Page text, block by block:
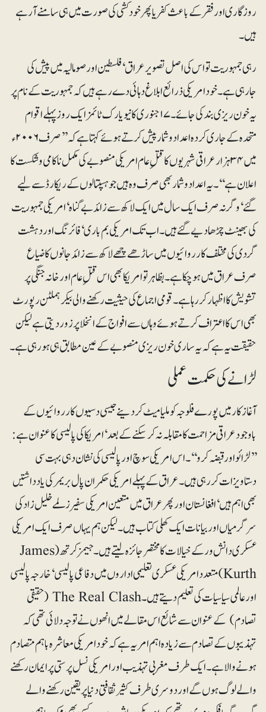
روزگاری اور فقر کے باعث کفر یا پھر خودکشی کی صورت میں ہی سامنے آرہے
ہیں۔
رہی جمہوریت تو اس کی اصل تصویر عراق‘ فلسطین اور صومالیہ میں پیش کی
جارہی ہے۔ خود امریکی ذرائع ابلاغ دہائی دے رہے ہیں کہ جمہوریت کے نام پر
یہ خون ریزی بند کی جائے۔ ۱۷جنوری کا نیویارک ٹائمز ایک روز پہلے اقوام
متحدہ کے جاری کردہ اعدادو شمار پیش کرتے ہوئے کہتا ہے کہ ’’صرف ۲۰۰۶ء
میں ۳۴ہزار عراقی شہریوں کا قتلِ عام امریکی منصوبے کی مکمل ناکامی و شکست کا
اعلان ہے‘‘۔ یہ اعداد و شمار بھی صرف وہ ہیں جو ہسپتالوں کے ریکارڈ سے لیے
گئے‘ وگرنہ صرف ایک سال میں ایک لاکھ سے زائد بے گناہ‘ امریکی جمہوریت
کی بھینٹ چڑھا دیے گئے ہیں۔ اب تک امریکی بم باری‘ فائرنگ اور دہشت
گردی کی مختلف کارروائیوں میں ساڑھے چھے لاکھ سے زائد جانوں کا ضیاع
صرف عراق میں ہوچکا ہے۔ بظاہر تو امریکا بھی اس قتلِ عام اور خانہ جنگی پر
تشویش کا اظہار کر رہا ہے۔ قومی اجماع کی حیثیت رکھنے والی بیکر ہملٹن رپورٹ
بھی اس کا اعتراف کرتے ہوئے وہاں سے افواج کے انخلا پر زور دیتی ہے لیکن
حقیقت یہ ہے کہ یہ ساری خون ریزی منصوبے کے عین مطابق ہی ہو رہی ہے۔
لڑانے کی حکمت عملی
آغازکار میں پورے فلوجہ کو ملیامیٹ کر دینے جیسی دسیوں کارروائیوں کے
باوجود عراقی مزاحمت کا مقابلہ نہ کرسکنے کے بعد‘ امریکا کی پالیسی کا عنوان ہے:
’’لڑائو اور قبضہ کرو‘‘۔ اس امریکی سوچ اور پالیسی کی نشان دہی بہت سی
دستاویزات کر رہی ہیں۔ عراق کے پہلے امریکی حکمران پال بریمر کی یادداشتیں
بھی اہم ہیں‘ افغانستان اور پھر عراق میں متعین امریکی سفیر زلمے خلیل زاد کی
سرگرمیاں اور بیانات ایک کھلی کتاب ہیں۔ لیکن ہم یہاں صرف ایک امریکی
عسکری دانش ور کے خیالات کا مختصر جائزہ لیتے ہیں۔ جیمز کرتھ (James
Kurth) متعدد امریکی عسکری تعلیمی اداروں میں دفاعی پالیسی‘ خارجہ پالیسی
اور عالمی سیاسیات کی تعلیم دیتے ہیں۔ The Real Clash (حقیقی
تصادم) کے عنوان سے شائع اس مقالے میں انھوں نے توجہ دلائی تھی کہ
تہذیبوں کے تصادم سے زیادہ اہم امر یہ ہے کہ خود امریکی معاشرہ باہم متصادم
ہونے والا ہے۔ ایک طرف مغربی تہذیب اور امریکی نسل پرستی پر ایمان رکھنے
والے لوگ ہوں گے اور دوسری طرف کثیرثقافتی دنیا پر یقین رکھنے والے